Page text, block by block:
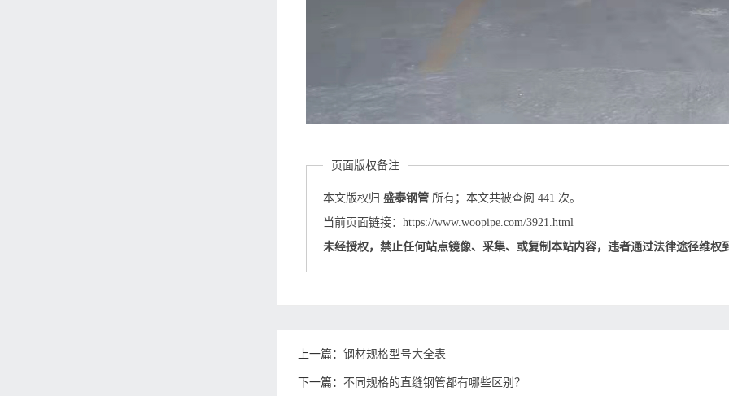
页面版权备注
本文版权归盛泰钢管 所有；本文共被查阅 441 次。
当前页面链接：https://www.woopipe.com/3921.html
未经授权，禁止任何站点镜像、采集、或复制本站内容，违者通过法律途径维权
上一篇：钢材规格型号大全表
下一篇： 不同规格的直缝钢管都有哪些区别？